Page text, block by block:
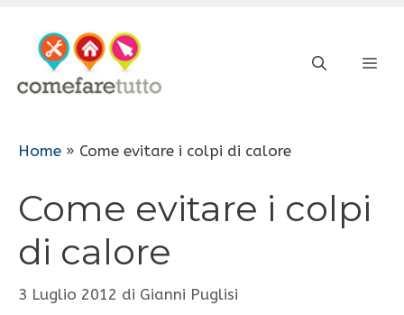
contenuto
Home » Come evitare i colpi di calore
Come evitare i colpi
di calore
3 Luglio 2012 di Gianni Puglisi